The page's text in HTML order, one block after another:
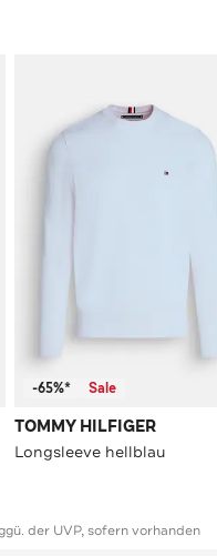
-65%* Sale
TOMMY HILFIGER
Longsleeve hellblau
der UVP, sofern vorhanden